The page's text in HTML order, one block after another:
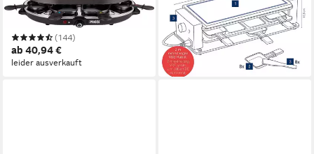
Raclette 162700 - Oval - 8
Pfannen
(144)
ab 40,94 €
leider ausverkauft
Raclette Bedretto
99,95 €
in 4-5 Werktagen bei dir